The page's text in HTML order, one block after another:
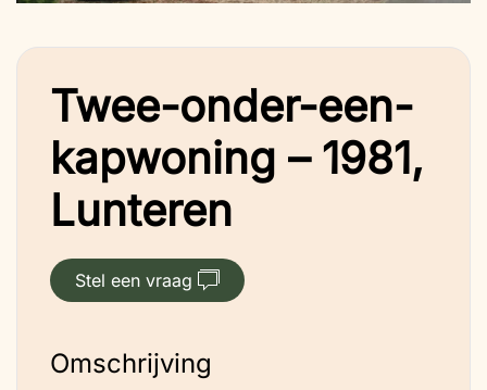
Twee-onder-een-
kapwoning – 1981,
Lunteren
Stel een vraag
Omschrijving